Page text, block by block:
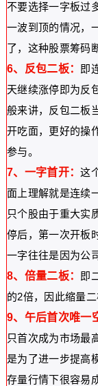
不要选择一字板过
一波到顶的情况，
了，这种股票筹码
6、反包二板：
即
天继续涨停即为反
般来讲，反包二板
开吃面，更好的操
参与。
7、一字首开：这
面上理解就是连续
只个股由于重大实
停后，第一次开板
一字往往是因为公
8、倍量二板：
即
的2倍，因此缩量
9、午后首次唯一
只首次成为市场最
是为了进一步提高
存量行情下很容易